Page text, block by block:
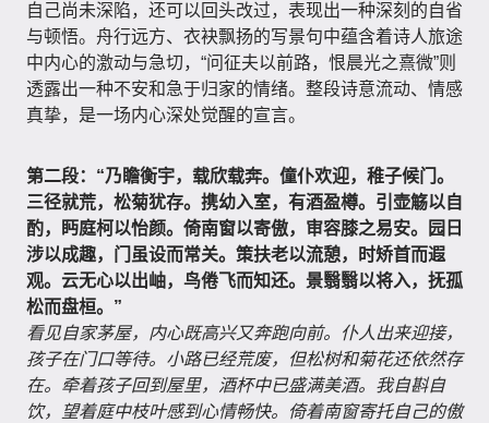
自己尚未深陷，还可以回头改过，表现出一种深刻的自省
与顿悟。舟行远方、衣袂飘扬的写景句中蕴含着诗人旅途
中内心的激动与急切，“问征夫以前路，恨晨光之熹微”则
透露出一种不安和急于归家的情绪。整段诗意流动、情感
真挚，是一场内心深处觉醒的宣言。
第二段：“乃瞻衡宇，载欣载奔。僮仆欢迎，稚子候门。
三径就荒，松菊犹存。携幼入室，有酒盈樽。引壶觞以自
酌，眄庭柯以怡颜。倚南窗以寄傲，审容膝之易安。园日
涉以成趣，门虽设而常关。策扶老以流憩，时矫首而遐
观。云无心以出岫，鸟倦飞而知还。景翳翳以将入，抚孤
松而盘桓。”
看见自家茅屋，内心既高兴又奔跑向前。仆人出来迎接，
孩子在门口等待。小路已经荒废，但松树和菊花还依然存
在。牵着孩子回到屋里，酒杯中已盛满美酒。我自斟自
饮，望着庭中枝叶感到心情畅快。倚着南窗寄托自己的傲